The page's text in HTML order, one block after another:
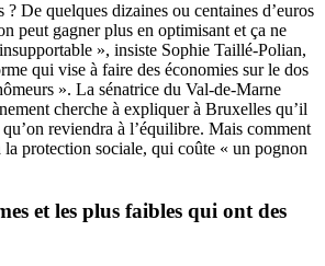
De quelques dizaines ou centaines d’euros
peut gagner plus en optimisant et ça ne
», insiste Sophie Taillé-Polian,
qui vise à faire des économies sur le dos
». La sénatrice du Val-de-Marne
cherche à expliquer à Bruxelles qu’il
reviendra à l’équilibre. Mais comment
protection sociale, qui coûte « un pognon
et les plus faibles qui ont des